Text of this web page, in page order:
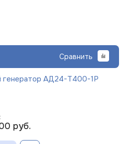
Сравнить
генератор АД24-Т400-1Р
руб.